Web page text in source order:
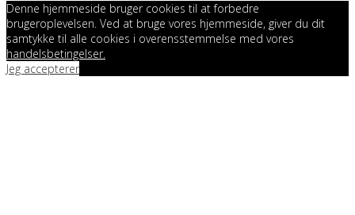
Denne hjemmeside bruger cookies til at forbedre
brugeroplevelsen. Ved at bruge vores hjemmeside, giver du dit
samtykke til alle cookies i overensstemmelse med vores
handelsbetingelser.
Jeg accepterer